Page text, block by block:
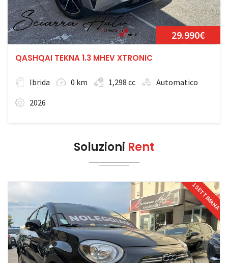
29.990€
QASHQAI TEKNA 1.3 MHEV XTRONIC
Ibrida 0 km 1,298 cc
Automatico
2026
Soluzioni Rent
1 SETTIMANA